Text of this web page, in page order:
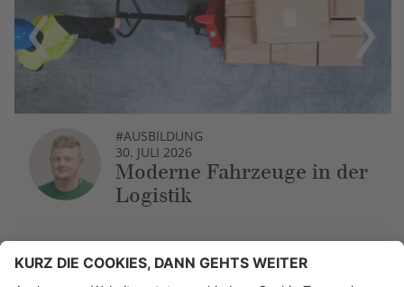
Previous
#AUSBILDUNG
30. JULI 2026
Moderne Fahrzeuge in der
Logistik
Next